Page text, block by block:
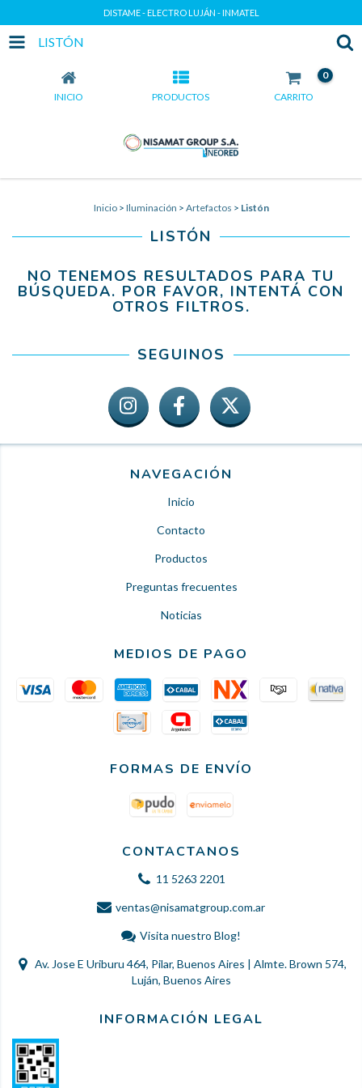
DISTAME - ELECTRO LUJÁN - INMATEL
LISTÓN
INICIO PRODUCTOS CARRITO
0
Inicio > Iluminación > Artefactos > Listón
LISTÓN
NO TENEMOS RESULTADOS PARA TU
BÚSQUEDA. POR FAVOR, INTENTÁ CON
OTROS FILTROS.
SEGUINOS
NAVEGACIÓN
Inicio
Contacto
Productos
Preguntas frecuentes
Noticias
MEDIOS DE PAGO
FORMAS DE ENVÍO
CONTACTANOS
11 5263 2201
ventas@nisamatgroup.com.ar
Visita nuestro Blog!
Av. Jose E Uriburu 464, Pilar, Buenos Aires | Almte. Brown 574,
Luján, Buenos Aires
INFORMACIÓN LEGAL